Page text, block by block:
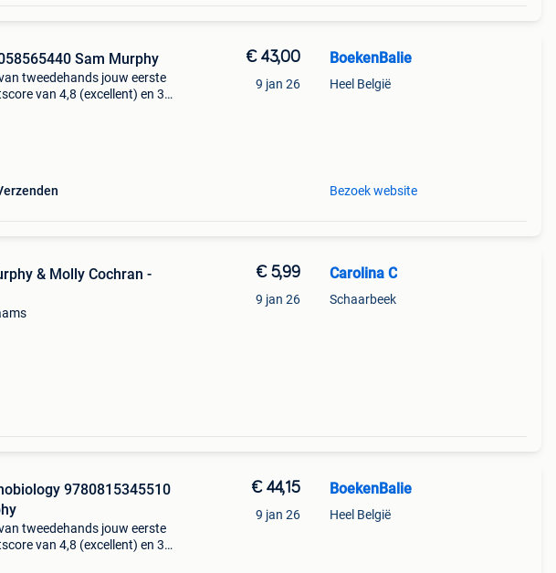
Sam Murphy
tweedehands jouw eerste
van 4,8 (excellent) en 30
€ 43,00
9 jan 26
BoekenBalie
Heel België
Bezoek website
& Molly Cochran -
€ 5,99
9 jan 26
Carolina C
Schaarbeek
9780815345510
tweedehands jouw eerste
van 4,8 (excellent) en 30
€ 44,15
9 jan 26
BoekenBalie
Heel België